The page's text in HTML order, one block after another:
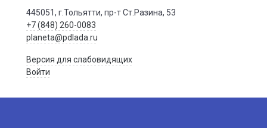
445051, г.Тольятти, пр-т Ст.Разина, 53
+7 (848) 260-0083
planeta@pdlada.ru
Версия для слабовидящих
Войти